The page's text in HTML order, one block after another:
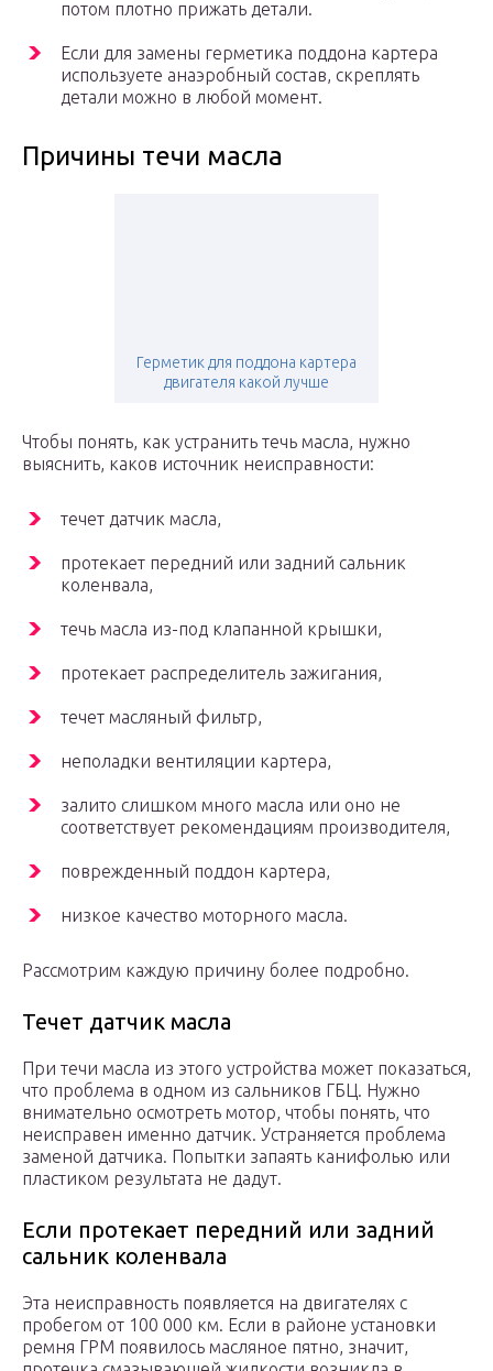
потом плотно прижать детали.
Если для замены герметика поддона картера
используете анаэробный состав, скреплять
детали можно в любой момент.
Причины течи масла
Герметик для поддона картера
двигателя какой лучше
Чтобы понять, как устранить течь масла, нужно
выяснить, каков источник неисправности:
течет датчик масла,
протекает передний или задний сальник
коленвала,
течь масла из-под клапанной крышки,
протекает распределитель зажигания,
течет масляный фильтр,
неполадки вентиляции картера,
залито слишком много масла или оно не
соответствует рекомендациям производителя,
поврежденный поддон картера,
низкое качество моторного масла.
Рассмотрим каждую причину более подробно.
Течет датчик масла
При течи масла из этого устройства может показаться,
что проблема в одном из сальников ГБЦ. Нужно
внимательно осмотреть мотор, чтобы понять, что
неисправен именно датчик. Устраняется проблема
заменой датчика. Попытки запаять канифолью или
пластиком результата не дадут.
Если протекает передний или задний
сальник коленвала
Эта неисправность появляется на двигателях с
пробегом от 100 000 км. Если в районе установки
ремня ГРМ появилось масляное пятно, значит,